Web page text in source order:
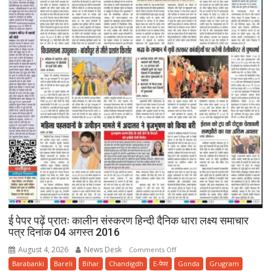
ई पेपर पढ़ें प्रातः कालीन संस्करण हिन्दी दैनिक धारा लक्ष्य समाचार
पत्र दिनांक 04 अगस्त 2016
August 4, 2026 News Desk Comments Offon
ई
Barabanki Bareli Bihar Chandigdh E-पेपर Gonda
Grugram